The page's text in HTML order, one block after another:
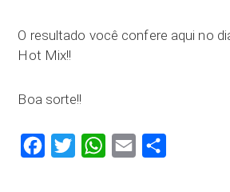
O resultado você confere aqui no
Hot Mix!!
Boa sorte!!
FacebookTwitter WhatsApp
Email